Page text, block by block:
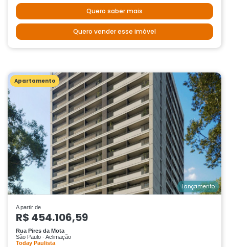
Quero saber mais
Quero vender esse imóvel
Apartamento
Lançamento
A partir de
R$ 454.106,59
Rua Pires da Mota
São Paulo - Aclimação
Today Paulista